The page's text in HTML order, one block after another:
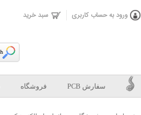
سبد خرید ورود به حساب كاربری
سفارش PCB فروشگاه